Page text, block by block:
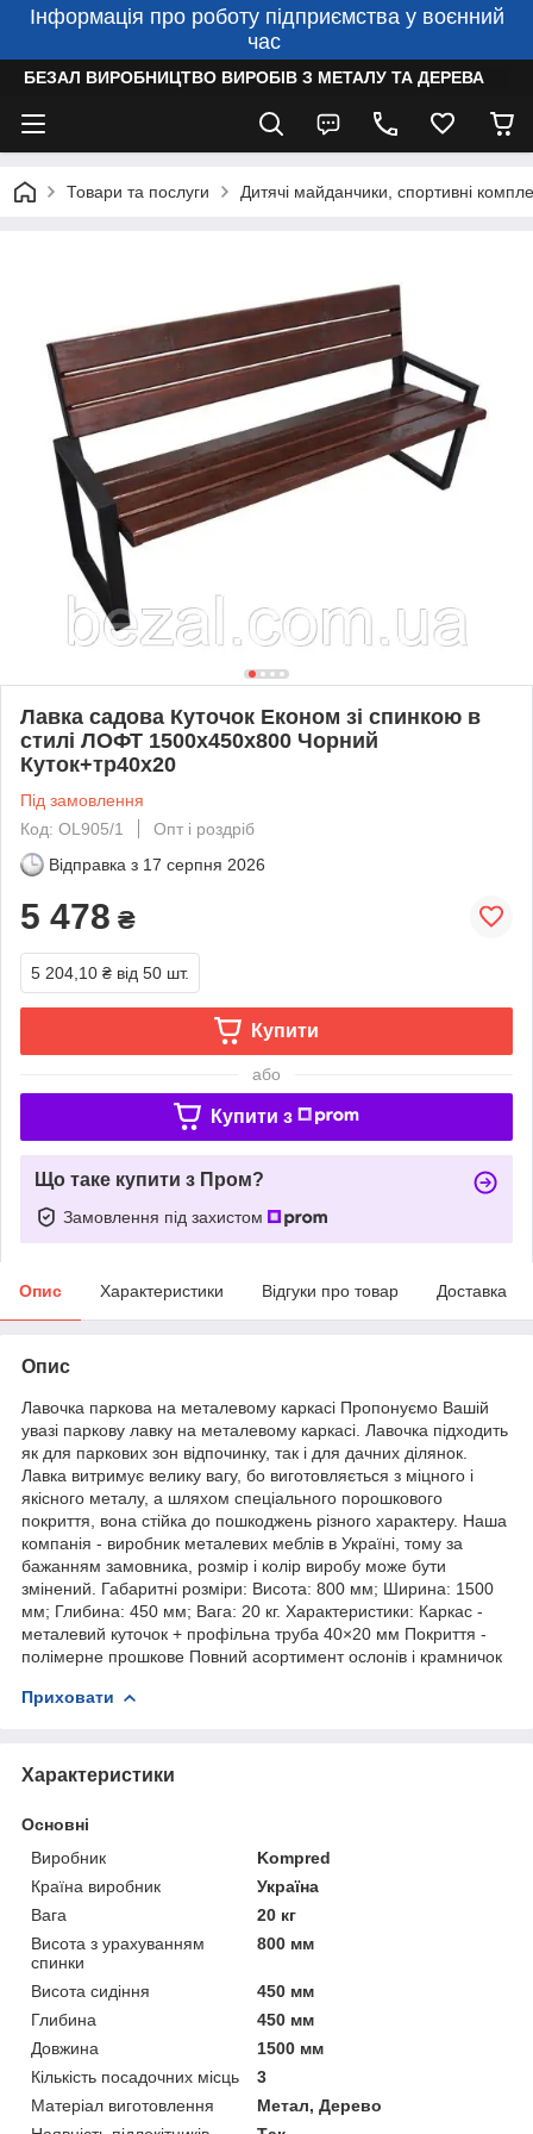
Інформація про роботу підприємства у воєнний
час
БЕЗАЛ ВИРОБНИЦТВО ВИРОБІВ З МЕТАЛУ ТА ДЕРЕВА
Товари та послуги Дитячі майданчики, спортивні
Лавка садова Куточок Економ зі спинкою в
стилі ЛОФТ 1500х450х800 Чорний
Куток+тр40х20
Під замовлення
Код: OL905/1
Опт і роздріб
Відправка з 17 серпня 2026
5 478 ₴
5 204,10 ₴ від 50 шт.
Купити
або
Купити з
Що таке купити з Пром?
Замовлення під захистом
Опис Характеристики Відгуки про товар Доставка
Опис
Лавочка паркова на металевому каркасі Пропонуємо Вашій
увазі паркову лавку на металевому каркасі. Лавочка підходить
як для паркових зон відпочинку, так і для дачних ділянок.
Лавка витримує велику вагу, бо виготовляється з міцного і
якісного металу, а шляхом спеціального порошкового
покриття, вона стійка до пошкоджень різного характеру. Наша
компанія - виробник металевих меблів в Україні, тому за
бажанням замовника, розмір і колір виробу може бути
змінений. Габаритні розміри: Висота: 800 мм; Ширина: 1500
мм; Глибина: 450 мм; Вага: 20 кг. Характеристики: Каркас -
металевий куточок + профільна труба 40×20 мм Покриття -
полімерне прошкове Повний асортимент ослонів і крамничок
Приховати
Характеристики
Основні
Виробник
Kompred
Країна виробник
Україна
Вага
20 кг
Висота з урахуванням
спинки
800 мм
Висота сидіння
450 мм
Глибина
450 мм
Довжина
1500 мм
Кількість посадочних місць
3
Матеріал виготовлення
Метал, Дерево